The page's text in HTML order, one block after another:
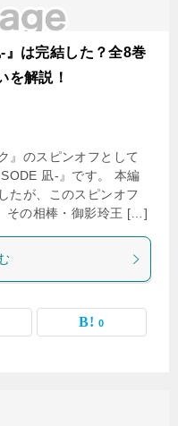
』は完結した？全8巻
を解説！
』のスピンオフとして
凪-』です。 本編
たが、このスピンオフ
その相棒・御影玲王 […]
0